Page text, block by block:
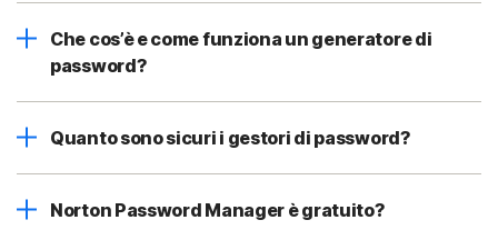
Che cos’è e come funziona un generatore di
password?
Quanto sono sicuri i gestori di password?
Norton Password Manager è gratuito?